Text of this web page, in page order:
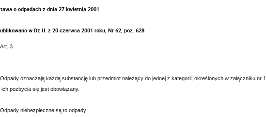
o odpadach z dnia 27 kwietnia 2001
w Dz.U. z 20 czerwca 2001 roku, Nr 62, poz. 628
3
oznaczają każdą substancję lub przedmiot należący do jednej z kategorii, określonych w załączniku
ich pozbycia się jest obowiązany.
niebezpieczne są to odpady: